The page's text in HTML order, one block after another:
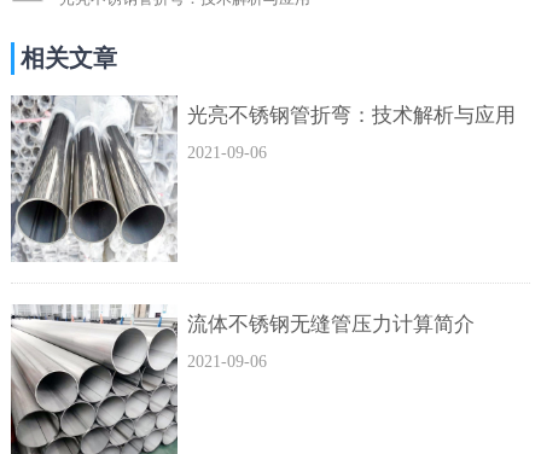
相关文章
光亮不锈钢管折弯：技术解析与应用
2021-09-06
流体不锈钢无缝管压力计算简介
2021-09-06